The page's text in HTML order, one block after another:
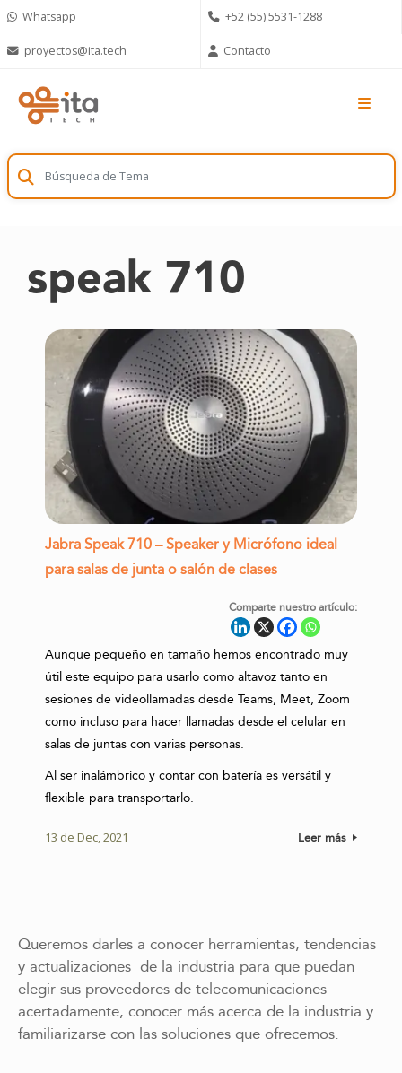
Whatsapp +52 (55) 5531-1288
proyectos@ita.tech Contacto
speak 710
Jabra Speak 710 – Speaker y Micrófono ideal
para salas de junta o salón de clases
Comparte nuestro artículo:
Aunque pequeño en tamaño hemos encontrado muy
útil este equipo para usarlo como altavoz tanto en
sesiones de videollamadas desde Teams, Meet, Zoom
como incluso para hacer llamadas desde el celular en
salas de juntas con varias personas.
Al ser inalámbrico y contar con batería es versátil y
flexible para transportarlo.
13 de Dec, 2021 Leer más
Queremos darles a conocer herramientas, tendencias
y actualizaciones de la industria para que puedan
elegir sus proveedores de telecomunicaciones
acertadamente, conocer más acerca de la industria y
familiarizarse con las soluciones que ofrecemos.